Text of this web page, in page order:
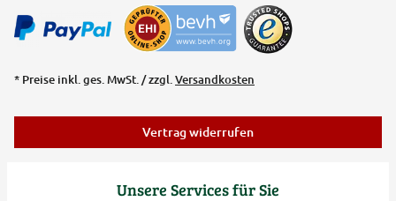
Unsere Services für Sie
* Preise inkl. ges. MwSt. / zzgl. Versandkosten
Vertrag widerrufen